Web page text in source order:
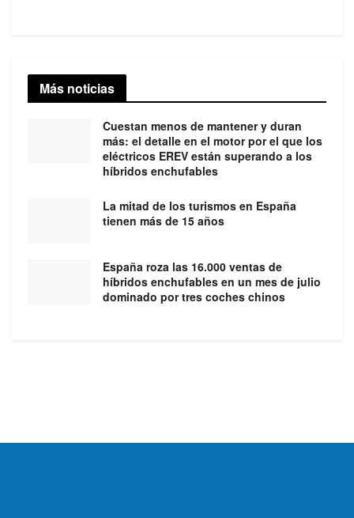
Más noticias
Cuestan menos de mantener y duran
más: el detalle en el motor por el que los
eléctricos EREV están superando a los
híbridos enchufables
La mitad de los turismos en España
tienen más de 15 años
España roza las 16.000 ventas de
híbridos enchufables en un mes de julio
dominado por tres coches chinos